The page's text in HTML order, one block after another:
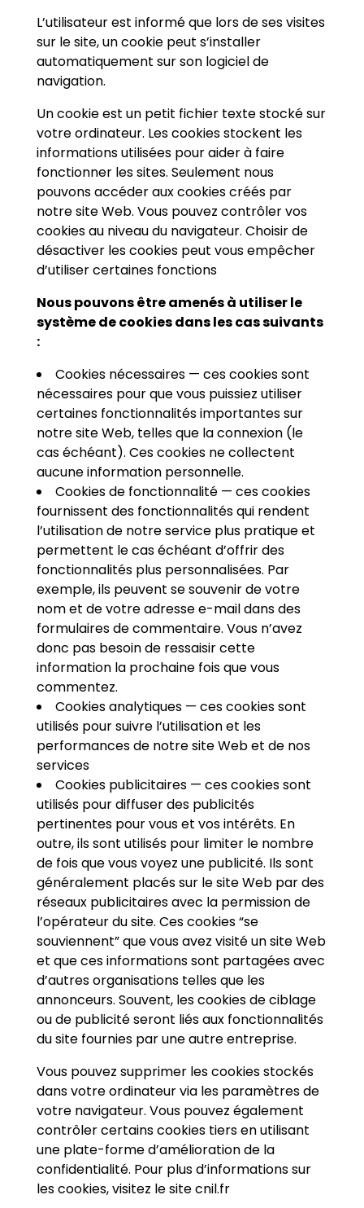
L’utilisateur est informé que lors de ses visites
sur le site, un cookie peut s’installer
automatiquement sur son logiciel de
navigation.
Un cookie est un petit fichier texte stocké sur
votre ordinateur. Les cookies stockent les
informations utilisées pour aider à faire
fonctionner les sites. Seulement nous
pouvons accéder aux cookies créés par
notre site Web. Vous pouvez contrôler vos
cookies au niveau du navigateur. Choisir de
désactiver les cookies peut vous empêcher
d’utiliser certaines fonctions
Nous pouvons être amenés à utiliser le
système de cookies dans les cas suivants
:
Cookies nécessaires — ces cookies sont
nécessaires pour que vous puissiez utiliser
certaines fonctionnalités importantes sur
notre site Web, telles que la connexion (le
cas échéant). Ces cookies ne collectent
aucune information personnelle.
Cookies de fonctionnalité — ces cookies
fournissent des fonctionnalités qui rendent
l’utilisation de notre service plus pratique et
permettent le cas échéant d’offrir des
fonctionnalités plus personnalisées. Par
exemple, ils peuvent se souvenir de votre
nom et de votre adresse e-mail dans des
formulaires de commentaire. Vous n’avez
donc pas besoin de ressaisir cette
information la prochaine fois que vous
commentez.
Cookies analytiques — ces cookies sont
utilisés pour suivre l’utilisation et les
performances de notre site Web et de nos
services
Cookies publicitaires — ces cookies sont
utilisés pour diffuser des publicités
pertinentes pour vous et vos intérêts. En
outre, ils sont utilisés pour limiter le nombre
de fois que vous voyez une publicité. Ils sont
généralement placés sur le site Web par des
réseaux publicitaires avec la permission de
l’opérateur du site. Ces cookies “se
souviennent” que vous avez visité un site Web
et que ces informations sont partagées avec
d’autres organisations telles que les
annonceurs. Souvent, les cookies de ciblage
ou de publicité seront liés aux fonctionnalités
du site fournies par une autre entreprise.
Vous pouvez supprimer les cookies stockés
dans votre ordinateur via les paramètres de
votre navigateur. Vous pouvez également
contrôler certains cookies tiers en utilisant
une plate-forme d’amélioration de la
confidentialité. Pour plus d’informations sur
les cookies, visitez le site cnil.fr